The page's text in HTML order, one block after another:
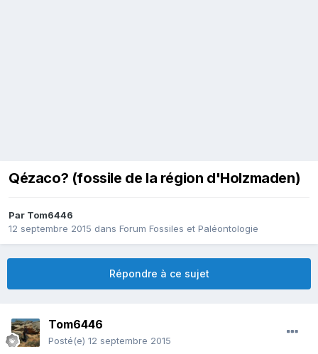
Qézaco? (fossile de la région d'Holzmaden)
Par Tom6446
12 septembre 2015 dans Forum Fossiles et Paléontologie
Répondre à ce sujet
Tom6446
Posté(e) 12 septembre 2015